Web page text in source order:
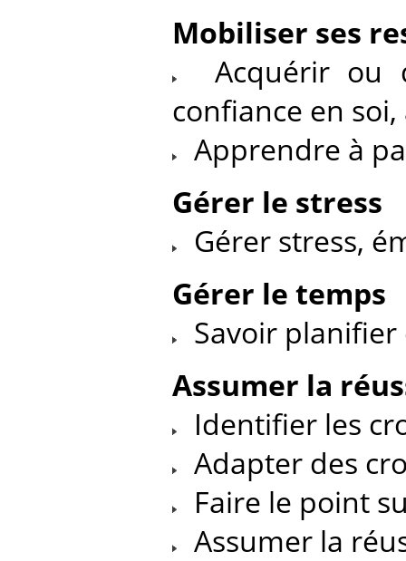
Mobiliser ses
Acquérir ou
confiance en
Apprendre à
Gérer le stress
Gérer stress,
Gérer le temps
Savoir
Assumer la
Identifier les
Adapter des
Faire le point
Assumer la